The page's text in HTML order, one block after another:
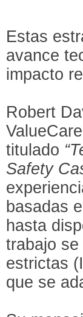
Estas
avance
impacto
Robert
titulado
Safety
basadas
hasta
trabajo
estrictas
que se